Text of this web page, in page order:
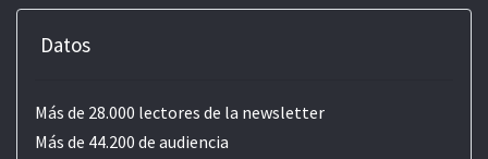
Datos
Más de 28.000 lectores de la newsletter
Más de 44.200 de audiencia